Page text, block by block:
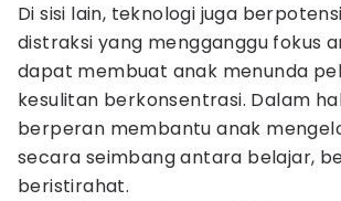
Di sisi lain, teknologi juga
distraksi yang mengganggu fokus
dapat membuat anak menunda
kesulitan berkonsentrasi. Dalam
berperan membantu anak
secara seimbang antara belajar,
beristirahat.